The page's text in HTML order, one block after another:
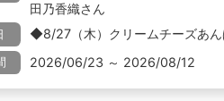
田乃香織さん
◆8/27（木）クリームチーズあん
2026/06/23 ～ 2026/08/12